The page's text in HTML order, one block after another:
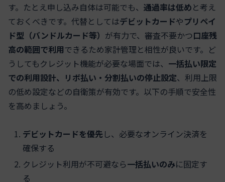
す。たとえ申し込み自体は可能でも、 通過率は低めと考え
ておくべきです。代替としてはデビットカードやプリペイ
ド型（バンドルカード等） が有力で、審査不要かつ口座残
高の範囲で利用できるため家計管理と相性が良いです。ど
うしてもクレジット機能が必要な場面では、 一括払い限定
での利用設計、リボ払い・分割払いの停止設定、利用上限
の低め設定などの自衛策が有効です。以下の手順で安全性
を高めましょう。
デビットカードを優先 し、必要なオンライン決済を
確保する
クレジット利用が不可避なら一括払いのみに固定す
る